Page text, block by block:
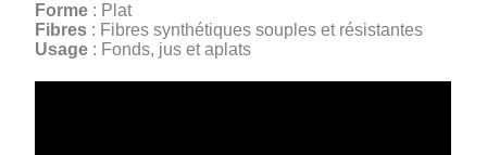
Forme : Plat
Fibres : Fibres synthétiques souples et résistantes
Usage : Fonds, jus et aplats